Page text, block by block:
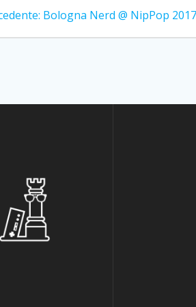
Articolo
Bologna Nerd @ NipPop